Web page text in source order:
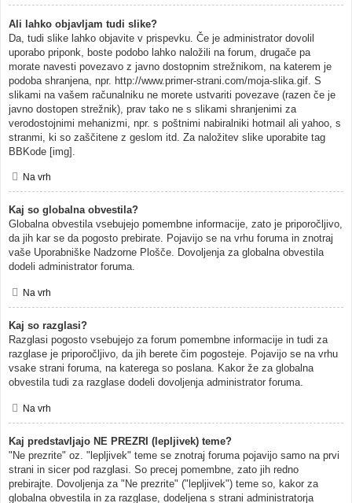
Ali lahko objavljam tudi slike?
Da, tudi slike lahko objavite v prispevku. Če je administrator dovolil
uporabo priponk, boste podobo lahko naložili na forum, drugače pa
morate navesti povezavo z javno dostopnim strežnikom, na katerem je
podoba shranjena, npr. http://www.primer-strani.com/moja-slika.gif. S
slikami na vašem računalniku ne morete ustvariti povezave (razen če je
javno dostopen strežnik), prav tako ne s slikami shranjenimi za
verodostojnimi mehanizmi, npr. s poštnimi nabiralniki hotmail ali yahoo, s
stranmi, ki so zaščitene z geslom itd. Za naložitev slike uporabite tag
BBKode [img].
Na vrh
Kaj so globalna obvestila?
Globalna obvestila vsebujejo pomembne informacije, zato je priporočljivo,
da jih kar se da pogosto prebirate. Pojavijo se na vrhu foruma in znotraj
vaše Uporabniške Nadzorne Plošče. Dovoljenja za globalna obvestila
dodeli administrator foruma.
Na vrh
Kaj so razglasi?
Razglasi pogosto vsebujejo za forum pomembne informacije in tudi za
razglase je priporočljivo, da jih berete čim pogosteje. Pojavijo se na vrhu
vsake strani foruma, na katerega so poslana. Kakor že za globalna
obvestila tudi za razglase dodeli dovoljenja administrator foruma.
Na vrh
Kaj predstavljajo NE PREZRI (lepljivek) teme?
"Ne prezrite" oz. "lepljivek" teme se znotraj foruma pojavijo samo na prvi
strani in sicer pod razglasi. So precej pomembne, zato jih redno
prebirajte. Dovoljenja za "Ne prezrite" ("lepljivek") teme so, kakor za
globalna obvestila in za razglase, dodeljena s strani administratorja